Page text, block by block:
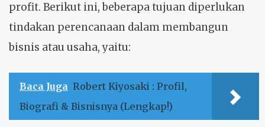
profit. Berikut ini, beberapa tujuan diperlukan
tindakan perencanaan dalam membangun
bisnis atau usaha, yaitu:
Baca Juga Robert Kiyosaki : Profil,
Biografi & Bisnisnya (Lengkap!)